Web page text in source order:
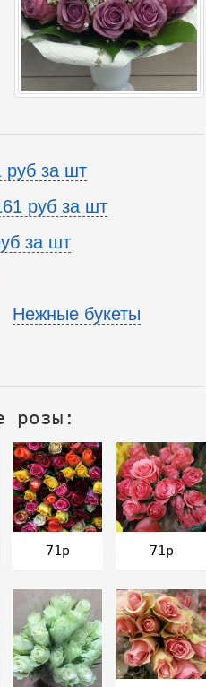
руб за шт
руб за шт
за шт
Нежные букеты
розы:
71р 71р